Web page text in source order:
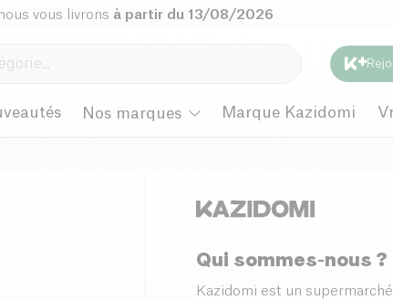
vous livrons à partir du 13/08/2026
Nos marques Marque Kazidomi
Qui sommes-nous ?
Kazidomi est un